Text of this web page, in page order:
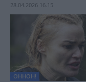
28.04.2026 16.15
OHHOH!